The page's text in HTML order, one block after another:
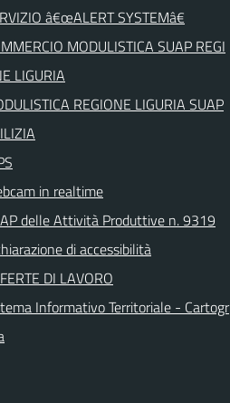
â€œALERT SYSTEMâ€
MODULISTICA SUAP REGI
LIGURIA
REGIONE LIGURIA SUAP
in realtime
delle Attività Produttive n. 9319
di accessibilità
DI LAVORO
Informativo Territoriale - Cartogr